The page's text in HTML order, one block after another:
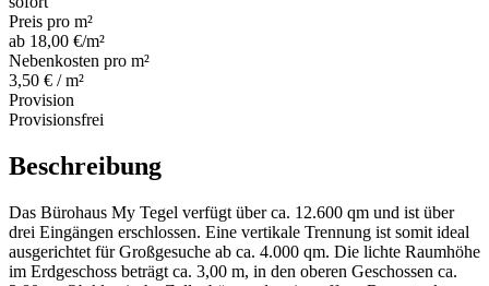
Preis pro m²
ab 18,00 €/m²
Nebenkosten pro m²
3,50 € / m²
Provision
Provisionsfrei
Beschreibung
Das Bürohaus My Tegel verfügt über ca. 12.600 qm und ist über
drei Eingängen erschlossen. Eine vertikale Trennung ist somit ideal
ausgerichtet für Großgesuche ab ca. 4.000 qm. Die lichte Raumhöhe
im Erdgeschoss beträgt ca. 3,00 m, in den oberen Geschossen ca.